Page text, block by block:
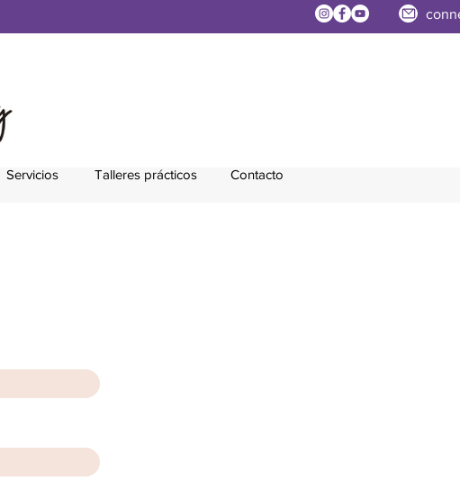
Contacto
Talleres prácticos
Servicios